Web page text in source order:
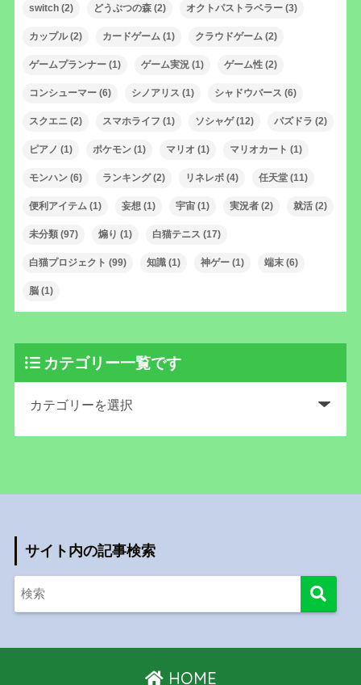
switch(2) どうぶつの森(2) オクトパストラベラー(3)
カップル(2) カードゲーム(1) クラウドゲーム(2)
ゲームプランナー(1) ゲーム実況(1) ゲーム性(2)
コンシューマー(6) シノアリス (1) シャドウバース (6)
スクエニ(2) スマホライフ (1) ソシャゲ(12) パズドラ (2)
ピアノ (1) ポケモン(1) マリオ (1) マリオカート (1)
モンハン(6) ランキング(2) リネレボ(4) 任天堂(11)
便利アイテム(1) 妄想(1) 宇宙(1) 実況者(2) 就活(2)
未分類(97) 煽り (1) 白猫テニス (17)
白猫プロジェクト (99) 知識(1) 神ゲー(1) 端末(6)
脳(1)
カテゴリー一覧です
サイト内の記事検索
HOME